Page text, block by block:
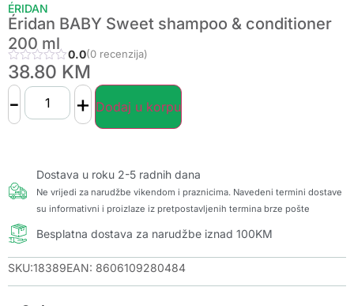
ÉRIDAN
Éridan BABY Sweet shampoo & conditioner
200 ml
0.0(0 recenzija)
38.80 KM
- + Dodaj u korpu
Dostava u roku 2-5 radnih dana
Ne vrijedi za narudžbe vikendom i praznicima. Navedeni termini dostave
su informativni i proizlaze iz pretpostavljenih termina brze pošte
Besplatna dostava za narudžbe iznad 100KM
SKU:18389EAN: 8606109280484